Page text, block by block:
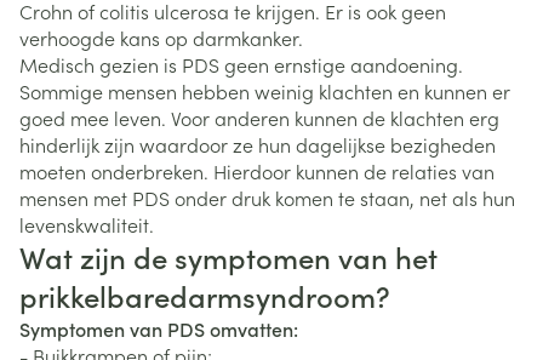
Crohn of colitis ulcerosa te krijgen. Er is ook geen
verhoogde kans op darmkanker.
Medisch gezien is PDS geen ernstige aandoening.
Sommige mensen hebben weinig klachten en kunnen er
goed mee leven. Voor anderen kunnen de klachten erg
hinderlijk zijn waardoor ze hun dagelijkse bezigheden
moeten onderbreken. Hierdoor kunnen de relaties van
mensen met PDS onder druk komen te staan, net als hun
levenskwaliteit.
Wat zijn de symptomen van het
prikkelbaredarmsyndroom?
Symptomen van PDS omvatten: